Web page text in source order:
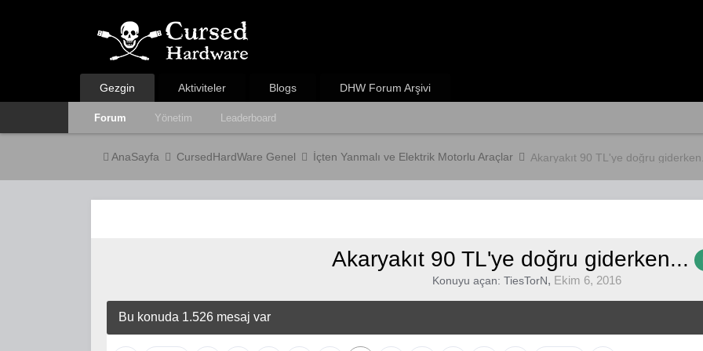
Gezgin
Forum Yönetim Leaderboard
Aktiviteler Blogs DHW Forum Arşivi
AnaSayfa CursedHardWare Genel İçten Yanmalı ve Elektrik Motorlu Araçlar Akaryakıt 90 TL'ye doğru
Akaryakıt 90 TL'ye doğru giderken...
Konuyu açan: TiesTorN, Ekim 6, 2016
Bu konuda 1.526 mesaj var